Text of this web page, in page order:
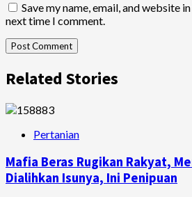
Save my name, email, and website
next time I comment.
Related Stories
Pertanian
Mafia Beras Rugikan Rakyat,
Dialihkan Isunya, Ini Penipuan